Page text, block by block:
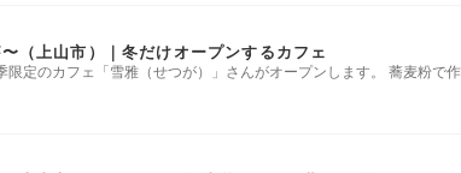
（上山市）｜冬だけオープンするカフェ
限定のカフェ「雪雅（せつが）」さんがオープンします。 蕎麦粉で作